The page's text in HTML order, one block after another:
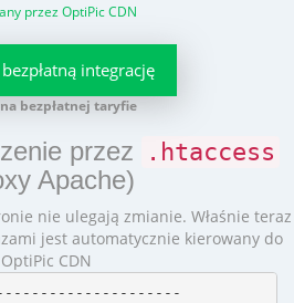
przez OptiPic CDN
integrację
bezpłatnej taryfie
przez .htaccess
Apache)
nie ulegają zmianie. Właśnie teraz
jest automatycznie kierowany do
OptiPic CDN